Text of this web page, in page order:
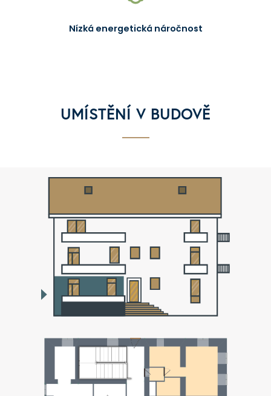
Nízká energetická náročnost
UMÍSTĚNÍ V BUDOVĚ